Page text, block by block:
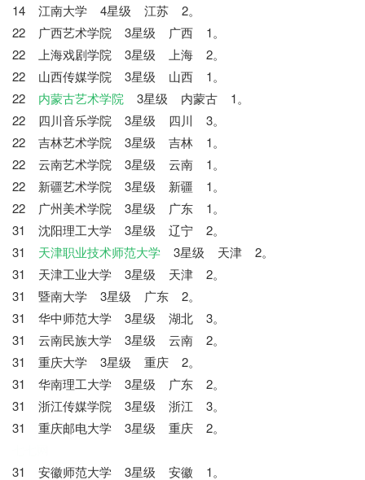
14 江南大学 4星级 江苏 2。
22 广西艺术学院 3星级 广西 1。
22 上海戏剧学院 3星级 上海 2。
22 山西传媒学院 3星级 山西 1。
22 内蒙古艺术学院 3星级 内蒙古 1。
22 四川音乐学院 3星级 四川 3。
22 吉林艺术学院 3星级 吉林 1。
22 云南艺术学院 3星级 云南 1。
22 新疆艺术学院 3星级 新疆 1。
22 广州美术学院 3星级 广东 1。
31 沈阳理工大学 3星级 辽宁 2。
31 天津职业技术师范大学 3星级 天津 2。
31 天津工业大学 3星级 天津 2。
31 暨南大学 3星级 广东 2。
31 华中师范大学 3星级 湖北 3。
31 云南民族大学 3星级 云南 2。
31 重庆大学 3星级 重庆 2。
31 华南理工大学 3星级 广东 2。
31 浙江传媒学院 3星级 浙江 3。
31 重庆邮电大学 3星级 重庆 2。
31 安徽师范大学 3星级 安徽 1。